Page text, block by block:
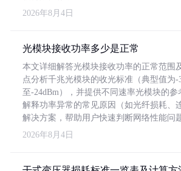
2026年8月4日
光模块接收功率多少是正常
本文详细解答光模块接收功率的正常范围
点分析千兆光模块的收光标准（典型值为-
至-24dBm），并提供不同速率光模块的
解释功率异常的常见原因（如光纤损耗、
解决方案，帮助用户快速判断网络性能问
2026年8月4日